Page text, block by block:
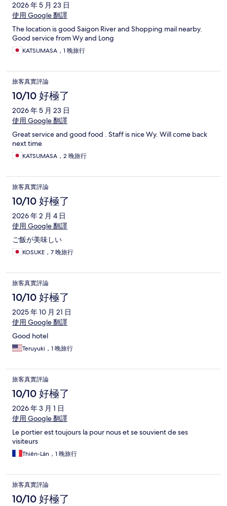
2026 年 5 月 23 日
使用 Google 翻譯
The location is good Saigon River and Shopping mail nearby.
Good service from Wy and Long
KATSUMASA，1 晚旅行
旅客真實評論
10/10 好極了
2026 年 5 月 23 日
使用 Google 翻譯
Great service and good food . Staff is nice Wy. Will come back
next time
KATSUMASA，2 晚旅行
旅客真實評論
10/10 好極了
2026 年 2 月 4 日
使用 Google 翻譯
ご飯が美味しい
KOSUKE，7 晚旅行
旅客真實評論
10/10 好極了
2025 年 10 月 21 日
使用 Google 翻譯
Good hotel
Teruyuki，1 晚旅行
旅客真實評論
10/10 好極了
2026 年 3 月 1 日
使用 Google 翻譯
Le portier est toujours la pour nous et se souvient de ses
visiteurs
Thiên-Lân，1 晚旅行
旅客真實評論
10/10 好極了